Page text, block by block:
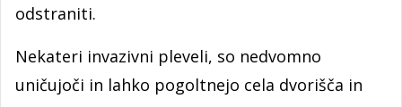
odstraniti.
Nekateri invazivni pleveli, so nedvomno
uničujoči in lahko pogoltnejo cela dvorišča in